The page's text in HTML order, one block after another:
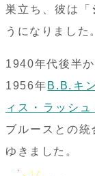
巣立ち、彼は「
うになりました
1940年代後半
1956年 B.B.キ
ィス・ラッシ
ブルースとの
ゆきました。